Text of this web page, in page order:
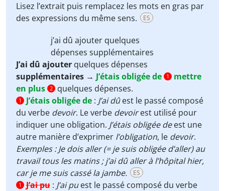
Lisez l’extrait puis remplacez les mots en gras par
des expressions du même sens.
ES
j’ai dû ajouter quelques
dépenses supplémentaires
J’ai dû ajouter quelques dépenses
supplémentaires → J’étais obligée de 1
mettre
en plus 2 quelques dépenses.
1 J’étais obligée de : J’ai dûest le passé composé
du verbe devoir. Le verbe devoirest utilisé pour
indiquer une obligation. J’étais obligée deest une
autre manière d’exprimer l’obligation, le devoir.
Exemples : Je dois aller (= je suis obligée d’aller) au
travail tous les matins ; j’ai dû aller à l’hôpital hier,
car je me suis cassé la jambe.
ES
1 J’ai pu : J’ai puest le passé composé du verbe